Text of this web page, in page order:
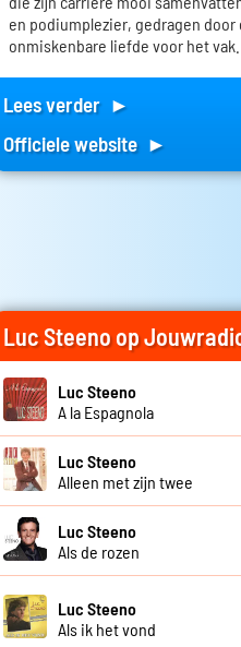
en podiumplezier, gedragen
onmiskenbare liefde voor het vak.
Lees verder ►
Officiele website ►
Luc Steeno op
Luc Steeno
A la Espagnola
Luc Steeno
Alleen met zijn twee
Luc Steeno
Als de rozen
Luc Steeno
Als ik het vond